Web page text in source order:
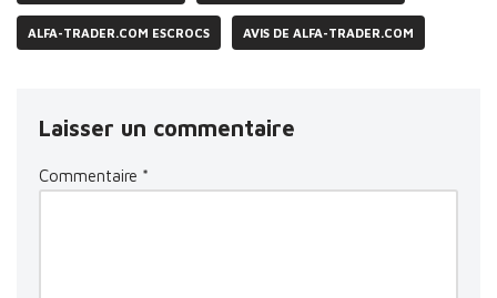
ALFA-TRADER.COM ESCROCS AVIS DE ALFA-TRADER.COM
Laisser un commentaire
Commentaire *